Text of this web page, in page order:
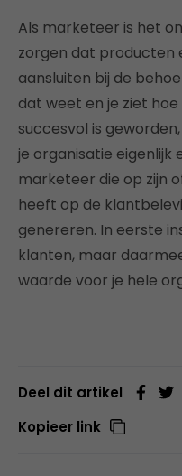
Als marketeer is het
zorgen dat producten
aansluiten bij de
dat weet en je ziet
succesvol is
je organisatie eigenlijk
marketeer die op zijn
heeft op de
genereren. In eerste
klanten, maar
waarde voor je hele
Deel dit artikel
Kopieer link